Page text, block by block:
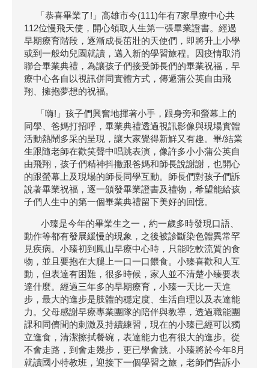
「恭喜畢業了!」高雄市今(111)年有7家早療中心共
112位慢飛天使，開心領取人生第一張畢業證書。經過
早期療育階段，逐漸成長茁壯的天使們，即將升上小學
或到一般幼兒園就讀，邁入新的學習旅程。因疫情取消
聯合畢業典禮，為讓孩子們接受師長們的畢業祝福，早
療中心各自以視訊併同實體方式，傳遞蒲公英自由飛
翔、擁抱夢想的祝福。
「嗨!」孩子們興奮地揮著小手，跟身旁和螢幕上的
同學、爸媽打招呼，畢業典禮透過視訊影像與現場實體
活動熱鬧多采的呈現，讓大家覺得新鮮又有趣。畢/結業
生跟隨老師在歡笑聲中唱跳表演，像許多小小蒲公英自
由飛翔，孩子們精神抖擻跟爸媽和師長說謝謝，也開心
的跟螢幕上及現場的師長同學互動。師長們對孩子們訴
說著畢業祝福，逐一頒發畢業證書及禮物，希望能給孩
子們人生中的第一個畢業典禮留下美好的回憶。
小臻是今年的畢業生之一，約一歲多時發現口語、
動作等都有發展緩慢的現象，之後被診斷染色體異常罕
見疾病。小臻初到鳳山早療中心時，只能吃軟流質的食
物，並且要抱在大腿上一口一口餵食。小臻喜歡和人互
動，但表達有困難，很多時候，家人並不清楚小臻要表
達什麼。經過三年多的早期療育，小臻一天比一天進
步，最大的進步是肢體的穩定度、生活自理以及表達能
力。父母感謝早療專業團隊的陪伴與教導，透過職能團
課和同儕間的刺激及持續練習，現在的小臻已經可以獨
立進食，清潔擦拭餐碗，表達能力也有很大的進步。從
不會走路，到會走幾步，更已學會跳。小臻將於今年8月
就讀國小特教班，迎接下一個學習之旅，老師們告訴小